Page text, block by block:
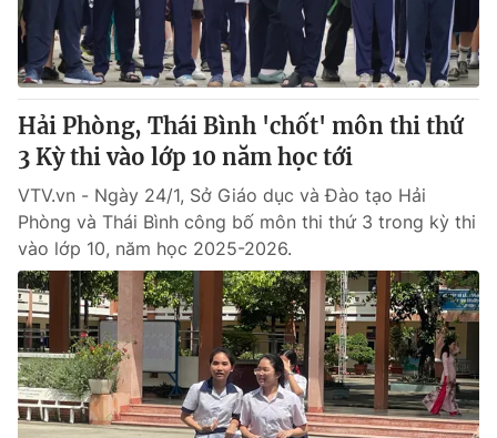
Tư vấn
Chuyên mục khác
Emagazine Podcast
Photo Infographic
Video Shorts video
VTV Money VTV Thể thao
VTV Sức khoẻ Bất động sản
Thị trường 24h Tấm lòng Việt
Hải Phòng, Thái Bình 'chốt' môn thi thứ
3 Kỳ thi vào lớp 10 năm học tới
VTV.vn - Ngày 24/1, Sở Giáo dục và Đào tạo Hải
Phòng và Thái Bình công bố môn thi thứ 3 trong kỳ thi
vào lớp 10, năm học 2025-2026.